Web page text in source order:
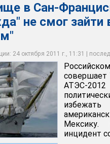
в Сан-
не смог зайти
24 октября 2011 г., 11:31 |
совершает
АТЭС-
Мексику.
инцидент